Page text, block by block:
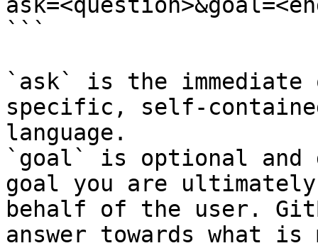
```
`ask` is the
specific, self-
language.
`goal` is optional and
goal you are
behalf of the user.
answer towards what